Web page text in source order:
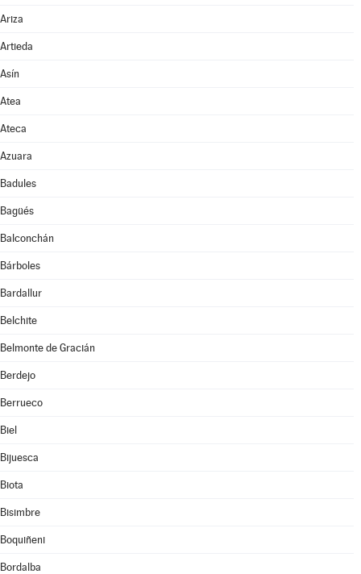
Ariza
Artieda
Asín
Atea
Ateca
Azuara
Badules
Bagüés
Balconchán
Bárboles
Bardallur
Belchite
Belmonte de Gracián
Berdejo
Berrueco
Biel
Bijuesca
Biota
Bisimbre
Boquiñeni
Bordalba